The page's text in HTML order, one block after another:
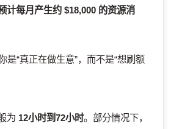
计每月产生约 $18,000 的资源消
是“真正在做生意”，而不是“想刷额
为 12小时到72小时。部分情况下，